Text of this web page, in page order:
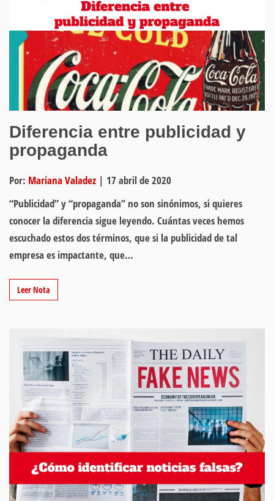
Diferencia entre publicidad y
propaganda
Por: Mariana Valadez | 17 abril de 2020
“Publicidad” y “propaganda” no son sinónimos, si quieres
conocer la diferencia sigue leyendo. Cuántas veces hemos
escuchado estos dos términos, que si la publicidad de tal
empresa es impactante, que…
Leer Nota